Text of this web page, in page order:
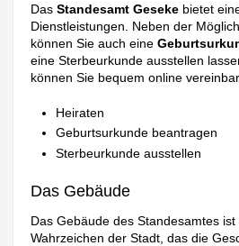
DasStandesamt Geseke bietet
Dienstleistungen. Neben der
können Sie auch eine
eine Sterbeurkunde ausstellen
können Sie bequem online
Heiraten
Geburtsurkunde beantragen
Sterbeurkunde ausstellen
Das Gebäude
Das Gebäude des Standesamtes
Wahrzeichen der Stadt, das die